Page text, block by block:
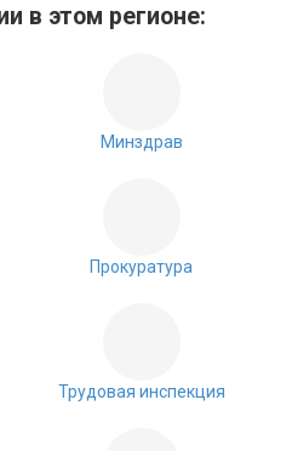
в этом регионе:
Минздрав
Прокуратура
Трудовая инспекция